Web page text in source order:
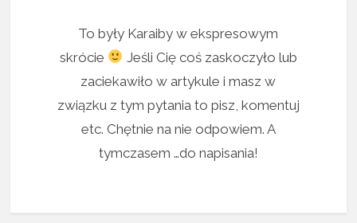
To były Karaiby w ekspresowym
skrócie
Jeśli Cię coś zaskoczyło lub
zaciekawiło w artykule i masz w
związku z tym pytania to pisz, komentuj
etc. Chętnie na nie odpowiem. A
tymczasem …do napisania!